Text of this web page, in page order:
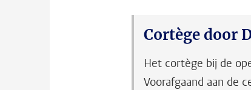
Cortège door
Het cortège bij de
Voorafgaand aan de